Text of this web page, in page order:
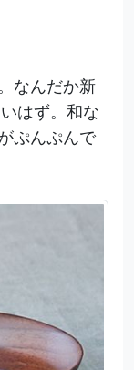
なんだか新
はず。和な
ぷんぷんで